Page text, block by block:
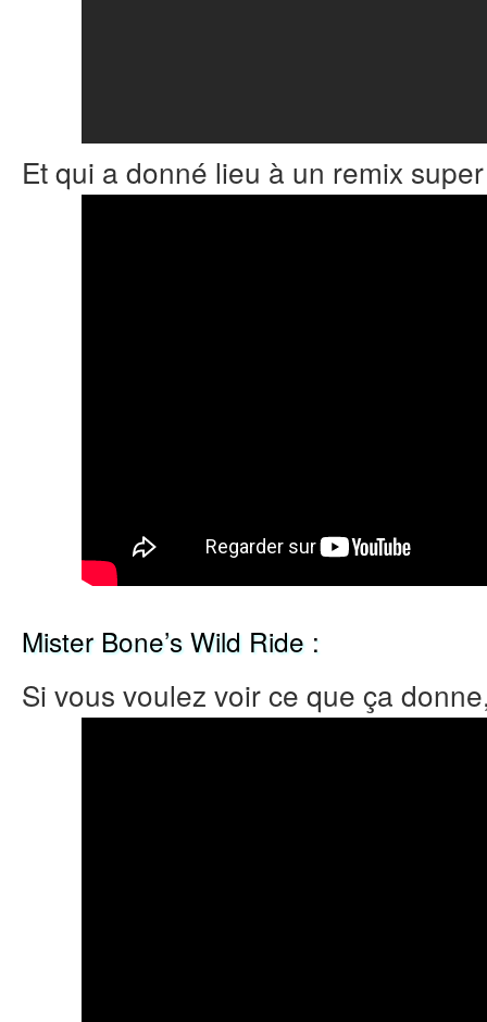
Et qui a donné lieu à un remix
Mister Bone’s Wild Ride :
Si vous voulez voir ce que ça